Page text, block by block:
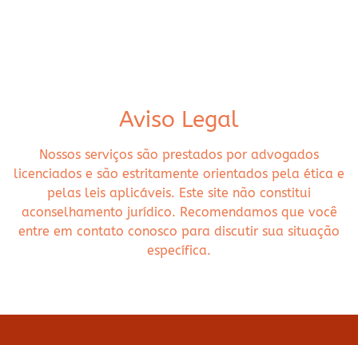
Aviso Legal
Nossos serviços são prestados por advogados
licenciados e são estritamente orientados pela ética e
pelas leis aplicáveis. Este site não constitui
aconselhamento jurídico. Recomendamos que você
entre em contato conosco para discutir sua situação
específica.